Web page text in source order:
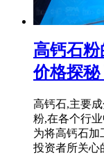
高钙石
价格探秘
高钙石,主要
粉,在各个行
为将高钙石加
投资者所关心